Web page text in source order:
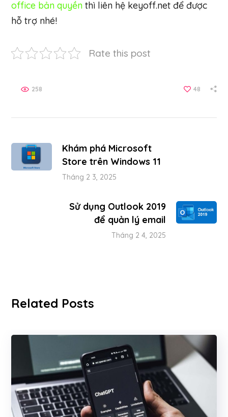
office bản quyền thì liên hệ keyoff.net để được
hỗ trợ nhé!
Rate this post
48
258
Khám phá Microsoft
Store trên Windows 11
Tháng 2 3, 2025
Sử dụng Outlook 2019
để quản lý email
Tháng 2 4, 2025
Related Posts